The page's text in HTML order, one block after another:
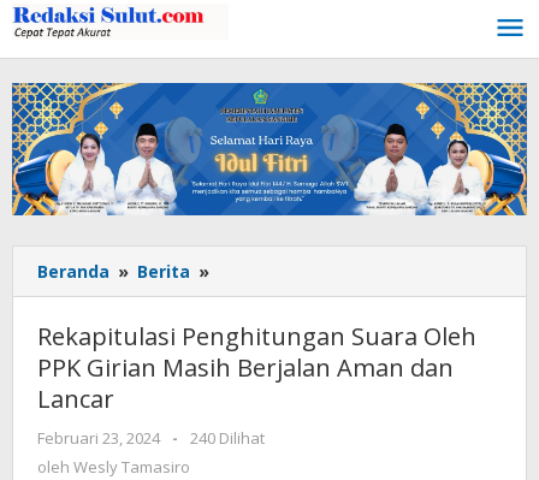
Lewati
ke
konten
Beranda » Berita »
Penghitungan
Suara
Oleh
PPK
Berjalan
Rekapitulasi Penghitungan Suara Oleh
PPK Girian Masih Berjalan Aman dan
Lancar
Februari 23, 2024
oleh
Wesly
-
240 Dilihat
oleh Wesly Tamasiro